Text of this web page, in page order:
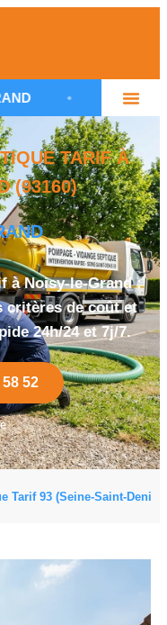
VIDANGE FOSSE
TARIF À
(93160)
à Noisy-le-Grand :
critères de coût et
24h/24 et 7j/7.
52
Tarif 93 (Seine-Saint-Denis)